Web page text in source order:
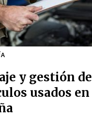
y gestión de
usados en